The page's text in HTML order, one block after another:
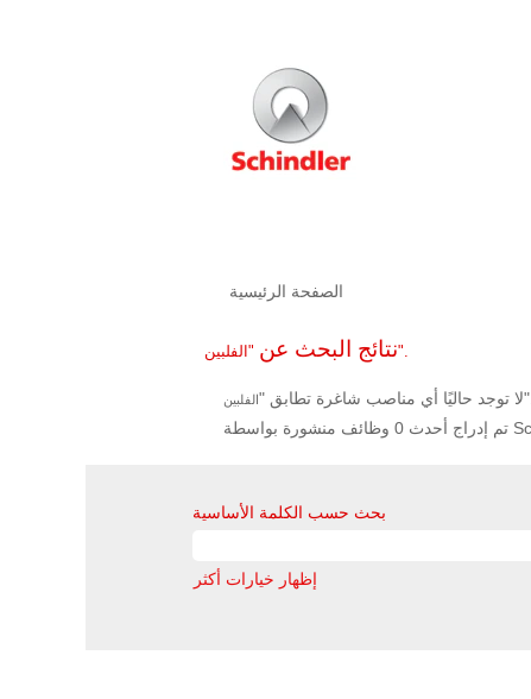
الصفحة الرئيسية
نتائج البحث عن"الفلبين".
لا توجد حاليًا أي مناصب شاغرة تطابق "الفلبين
".
بحث حسب الكلمة الأساسية
إظهار خيارات أكثر